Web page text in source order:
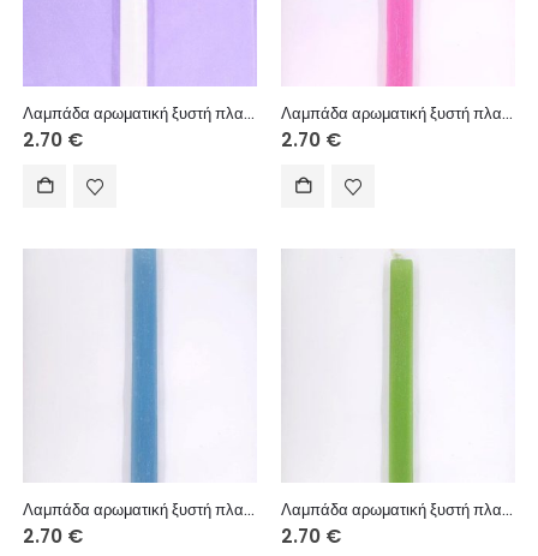
Λαμπάδα αρωματική ξυστή πλακέ 30 εκ.
2.70 €
Λαμπάδα αρωματική ξυστή πλακέ 30 εκ.
2.70 €
Λαμπάδα αρωματική ξυστή πλακέ 30 εκ.
2.70 €
Λαμπάδα αρωματική ξυστή πλακέ 30 εκ.
2.70 €